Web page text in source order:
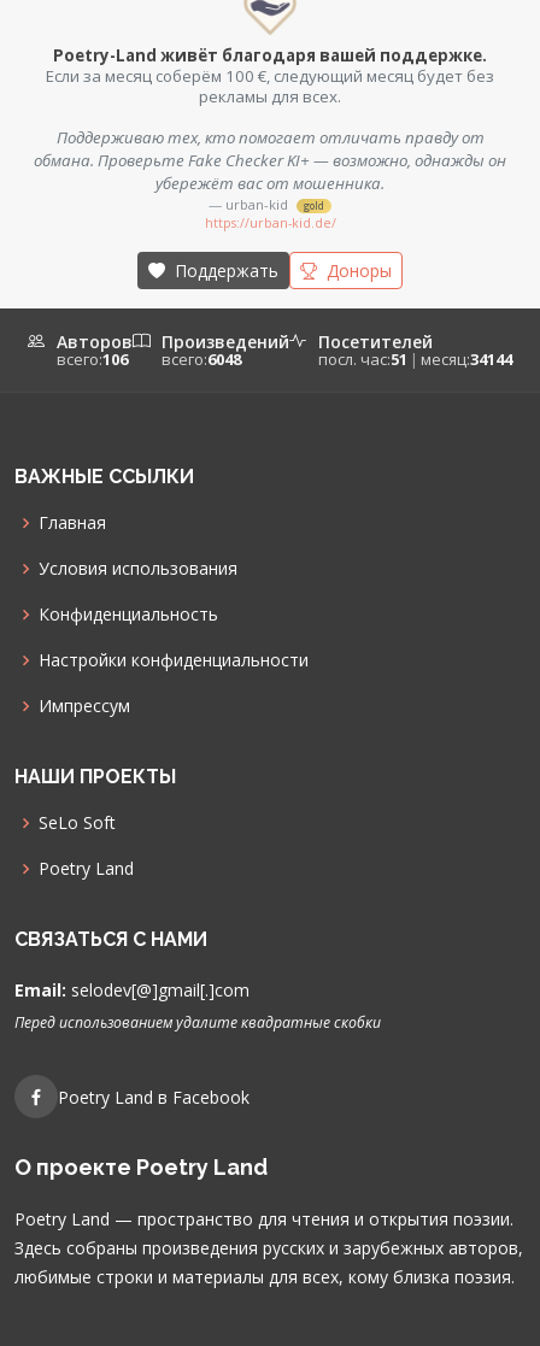
Poetry-Land живёт благодаря вашей поддержке.
Если за месяц соберём 100 €, следующий месяц будет без
рекламы для всех.
Поддерживаю тех, кто помогает отличать правду от
обмана. Проверьте Fake Checker KI+ — возможно, однажды он
убережёт вас от мошенника.
— urban-kid gold
https://urban-kid.de/
Поддержать Доноры
Авторов
всего:106
Произведений
всего:6048
Посетителей
посл. час:51 | месяц:34144
ВАЖНЫЕ ССЫЛКИ
Главная
Условия использования
Конфиденциальность
Настройки конфиденциальности
Импрессум
НАШИ ПРОЕКТЫ
SeLo Soft
Poetry Land
СВЯЗАТЬСЯ С НАМИ
Email: selodev[@]gmail[.]com
Перед использованием удалите квадратные скобки
Poetry Land в Facebook
О проекте Poetry Land
Poetry Land — пространство для чтения и открытия поэзии.
Здесь собраны произведения русских и зарубежных авторов,
любимые строки и материалы для всех, кому близка поэзия.